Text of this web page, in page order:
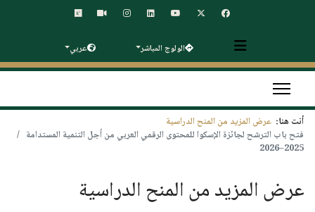
الولوج المباشر عربي
أنت هنا: عرض المزيد من المنح الدراسية
فتح باب الترشح لجائزة الإسكوا للمحتوى الرقمي العربي من أجل التنمية المستدامة
2025–2026
عرض المزيد من المنح الدراسية